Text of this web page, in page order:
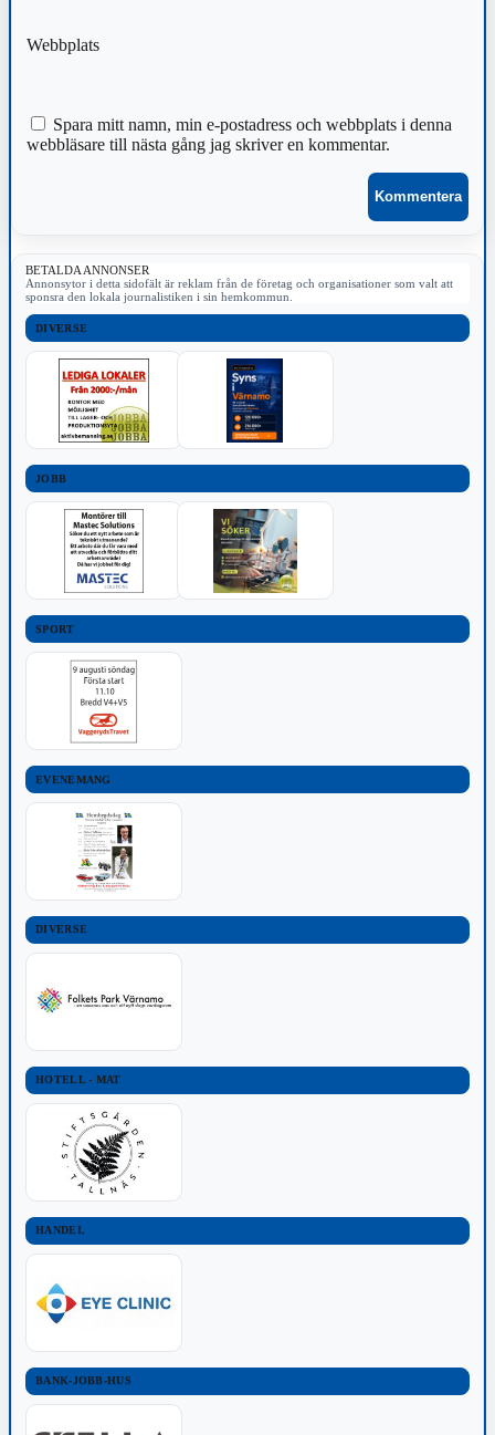
Webbplats
Spara mitt namn, min e-postadress och webbplats i denna
webbläsare till nästa gång jag skriver en kommentar.
BETALDA ANNONSER
Annonsytor i detta sidofält är reklam från de företag och organisationer som valt att
sponsra den lokala journalistiken i sin hemkommun.
DIVERSE
JOBB
SPORT
EVENEMANG
DIVERSE
HOTELL - MAT
HANDEL
BANK-JOBB-HUS